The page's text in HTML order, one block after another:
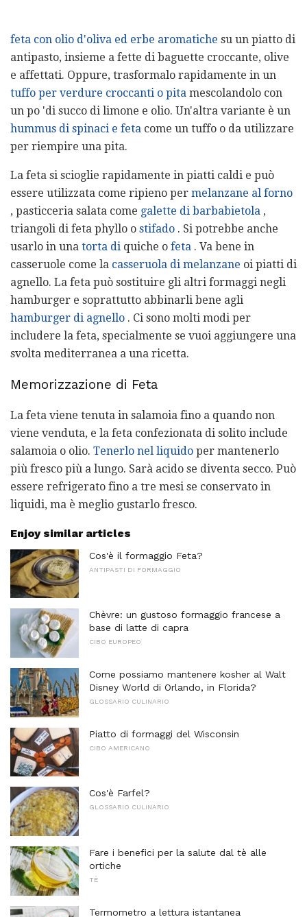
feta con olio d'oliva ed erbe aromatiche su un piatto di
antipasto, insieme a fette di baguette croccante, olive
e affettati. Oppure, trasformalo rapidamente in un
tuffo per verdure croccanti o pita mescolandolo con
un po 'di succo di limone e olio. Un'altra variante è un
hummus di spinaci e feta come un tuffo o da utilizzare
per riempire una pita.
La feta si scioglie rapidamente in piatti caldi e può
essere utilizzata come ripieno per melanzane al forno
, pasticceria salata come galette di barbabietola ,
triangoli di feta phyllo o stifado . Si potrebbe anche
usarlo in una torta di quiche o feta . Va bene in
casseruole come la casseruola di melanzane oi piatti di
agnello. La feta può sostituire gli altri formaggi negli
hamburger e soprattutto abbinarli bene agli
hamburger di agnello . Ci sono molti modi per
includere la feta, specialmente se vuoi aggiungere una
svolta mediterranea a una ricetta.
Memorizzazione di Feta
La feta viene tenuta in salamoia fino a quando non
viene venduta, e la feta confezionata di solito include
salamoia o olio. Tenerlo nel liquido per mantenerlo
più fresco più a lungo. Sarà acido se diventa secco. Può
essere refrigerato fino a tre mesi se conservato in
liquidi, ma è meglio gustarlo fresco.
Enjoy similar articles
Cos'è il formaggio Feta?
ANTIPASTI DI FORMAGGIO
Chèvre: un gustoso formaggio francese a
base di latte di capra
CIBO EUROPEO
Come possiamo mantenere kosher al Walt
Disney World di Orlando, in Florida?
GLOSSARIO CULINARIO
Piatto di formaggi del Wisconsin
CIBO AMERICANO
Cos'è Farfel?
GLOSSARIO CULINARIO
Fare i benefici per la salute dal tè alle
ortiche
TÈ
Termometro a lettura istantanea